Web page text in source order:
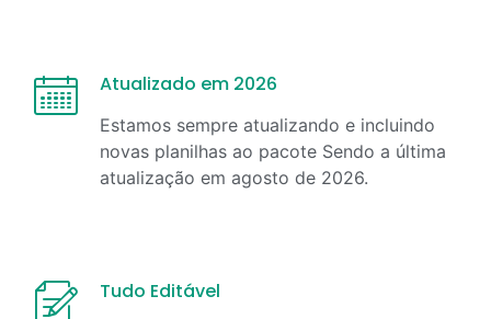
Atualizado em 2026
Estamos sempre atualizando e incluindo
novas planilhas ao pacote Sendo a última
atualização em agosto de 2026.
Tudo Editável